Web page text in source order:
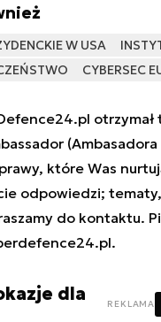
W USA
CYBERSEC
otrzymał
które Was
odpowiedzi;
do kontaktu.
.
dla
REKLAMA